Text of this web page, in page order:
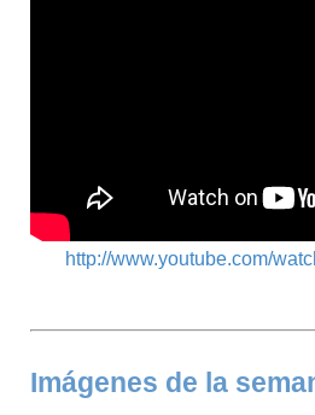
http://www.youtube.com/
Imágenes de la